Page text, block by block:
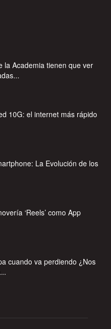
la Academia tienen que ver
10G: el internet más rápido
La Evolución de los
‘Reels’ como App
cuando va perdiendo ¿Nos